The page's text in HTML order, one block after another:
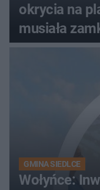
okrycia na
musiała
GMINA SIEDLCE
Wołyńce: